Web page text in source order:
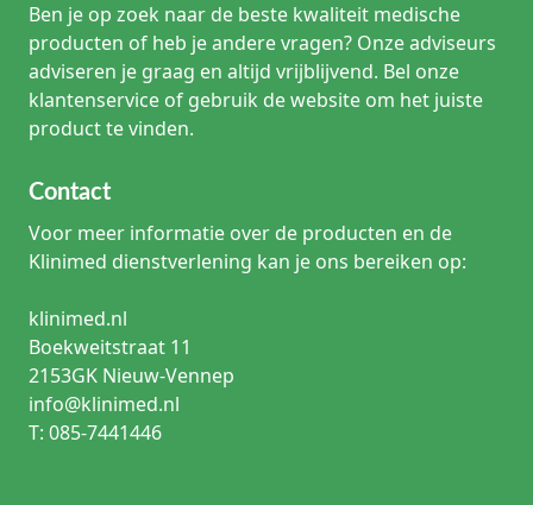
Ben je op zoek naar de beste kwaliteit medische
producten of heb je andere vragen? Onze adviseurs
adviseren je graag en altijd vrijblijvend. Bel onze
klantenservice of gebruik de website om het juiste
product te vinden.
Contact
Voor meer informatie over de producten en de
Klinimed dienstverlening kan je ons bereiken op:
klinimed.nl
Boekweitstraat 11
2153GK Nieuw-Vennep
info@klinimed.nl
T: 085-7441446